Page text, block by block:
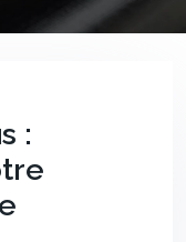
: